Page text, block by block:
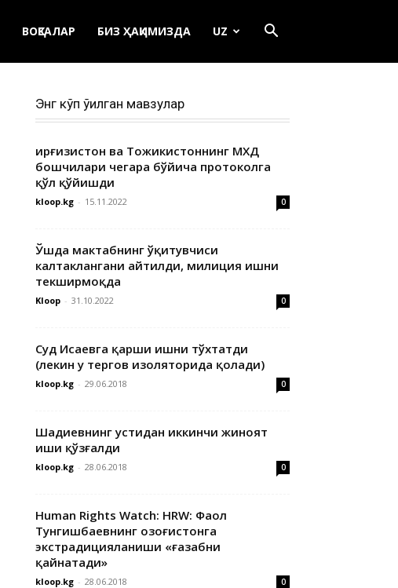
ВОҚЕАЛАР БИЗ ҲАҚИМИЗДА UZ
Энг кўп ўқилган мавзулар
Қирғизистон ва Тожикистоннинг МХДҚ
бошчилари чегара бўйича протоколга
қўл қўйишди
kloop.kg - 15.11.2022 0
Ўшда мактабнинг ўқитувчиси
калтаклангани айтилди, милиция ишни
текширмоқда
Kloop - 31.10.2022 0
Суд Исаевга қарши ишни тўхтатди
(лекин у тергов изоляторида қолади)
kloop.kg - 29.06.2018 0
Шадиевнинг устидан иккинчи жиноят
иши қўзғалди
kloop.kg - 28.06.2018 0
Human Rights Watch: HRW: Фаол
Тунгишбаевнинг Қозоғистонга
экстрадицияланиши «ғазабни
қайнатади»
kloop.kg - 28.06.2018 0